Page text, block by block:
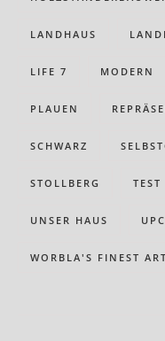
LANDHAUS
LIFE 7 MODERN
PLAUEN
SCHWARZ
STOLLBERG TEST
UNSER HAUS
WORBLA'S FINEST ART